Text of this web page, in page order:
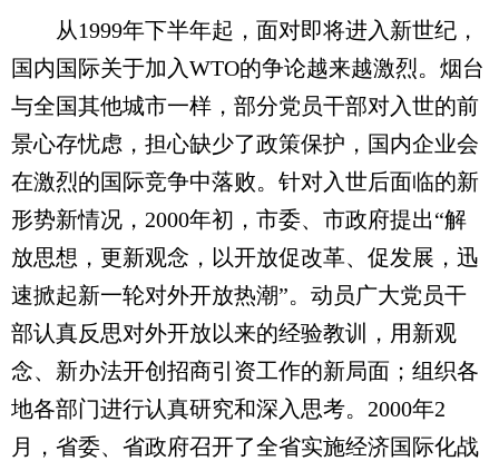
从1999年下半年起，面对即将进入新世纪，
国内国际关于加入WTO的争论越来越激烈。烟台
与全国其他城市一样，部分党员干部对入世的前
景心存忧虑，担心缺少了政策保护，国内企业会
在激烈的国际竞争中落败。针对入世后面临的新
形势新情况，2000年初，市委、市政府提出“解
放思想，更新观念，以开放促改革、促发展，迅
速掀起新一轮对外开放热潮”。动员广大党员干
部认真反思对外开放以来的经验教训，用新观
念、新办法开创招商引资工作的新局面；组织各
地各部门进行认真研究和深入思考。2000年2
月，省委、省政府召开了全省实施经济国际化战